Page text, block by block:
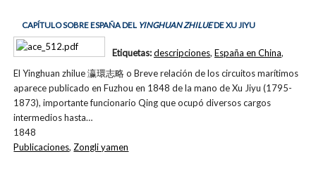
CAPÍTULO SOBRE ESPAÑA DEL YINGHUAN ZHILUEDE XU JIYU
El Yinghuan zhilue 瀛環志略 o Breve relación de los circuitos marítimos
aparece publicado en Fuzhou en 1848 de la mano de Xu Jiyu (1795-
1873), importante funcionario Qing que ocupó diversos cargos
intermedios hasta…
1848
Etiquetas:descripciones, España en China,
Publicaciones,Zongli yamen